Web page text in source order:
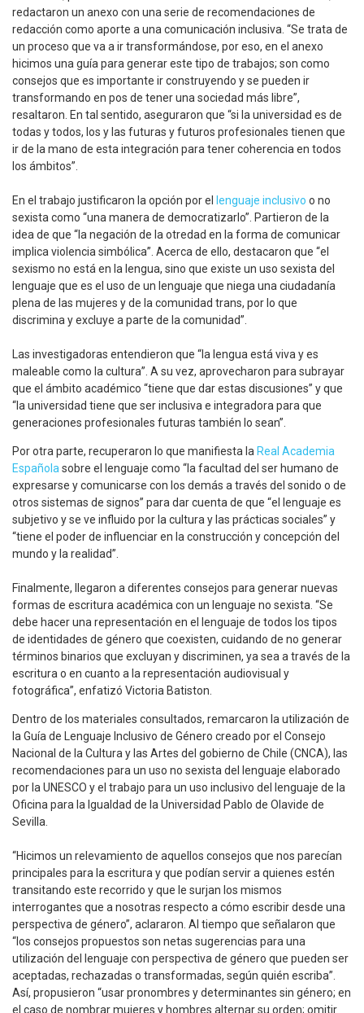
redactaron un anexo con una serie de recomendaciones de
redacción como aporte a una comunicación inclusiva. “Se trata de
un proceso que va a ir transformándose, por eso, en el anexo
hicimos una guía para generar este tipo de trabajos; son como
consejos que es importante ir construyendo y se pueden ir
transformando en pos de tener una sociedad más libre”,
resaltaron. En tal sentido, aseguraron que “si la universidad es de
todas y todos, los y las futuras y futuros profesionales tienen que
ir de la mano de esta integración para tener coherencia en todos
los ámbitos”.
En el trabajo justificaron la opción por el lenguaje inclusivo o no
sexista como “una manera de democratizarlo”. Partieron de la
idea de que “la negación de la otredad en la forma de comunicar
implica violencia simbólica”. Acerca de ello, destacaron que “el
sexismo no está en la lengua, sino que existe un uso sexista del
lenguaje que es el uso de un lenguaje que niega una ciudadanía
plena de las mujeres y de la comunidad trans, por lo que
discrimina y excluye a parte de la comunidad”.
Las investigadoras entendieron que “la lengua está viva y es
maleable como la cultura”. A su vez, aprovecharon para subrayar
que el ámbito académico “tiene que dar estas discusiones” y que
“la universidad tiene que ser inclusiva e integradora para que
generaciones profesionales futuras también lo sean”.
Por otra parte, recuperaron lo que manifiesta la Real Academia
Española sobre el lenguaje como “la facultad del ser humano de
expresarse y comunicarse con los demás a través del sonido o de
otros sistemas de signos” para dar cuenta de que “el lenguaje es
subjetivo y se ve influido por la cultura y las prácticas sociales” y
“tiene el poder de influenciar en la construcción y concepción del
mundo y la realidad”.
Finalmente, llegaron a diferentes consejos para generar nuevas
formas de escritura académica con un lenguaje no sexista. “Se
debe hacer una representación en el lenguaje de todos los tipos
de identidades de género que coexisten, cuidando de no generar
términos binarios que excluyan y discriminen, ya sea a través de la
escritura o en cuanto a la representación audiovisual y
fotográfica”, enfatizó Victoria Batiston.
Dentro de los materiales consultados, remarcaron la utilización de
la Guía de Lenguaje Inclusivo de Género creado por el Consejo
Nacional de la Cultura y las Artes del gobierno de Chile (CNCA), las
recomendaciones para un uso no sexista del lenguaje elaborado
por la UNESCO y el trabajo para un uso inclusivo del lenguaje de la
Oficina para la Igualdad de la Universidad Pablo de Olavide de
Sevilla.
“Hicimos un relevamiento de aquellos consejos que nos parecían
principales para la escritura y que podían servir a quienes estén
transitando este recorrido y que le surjan los mismos
interrogantes que a nosotras respecto a cómo escribir desde una
perspectiva de género”, aclararon. Al tiempo que señalaron que
“los consejos propuestos son netas sugerencias para una
utilización del lenguaje con perspectiva de género que pueden ser
aceptadas, rechazadas o transformadas, según quién escriba”.
Así, propusieron “usar pronombres y determinantes sin género; en
el caso de nombrar mujeres y hombres alternar su orden; omitir